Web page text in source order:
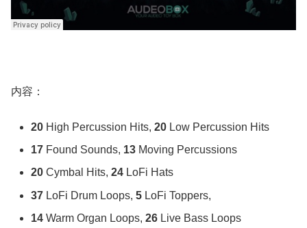
内容：
20 High Percussion Hits,20 Low Percussion Hits
17 Found Sounds, 13 Moving Percussions
20 Cymbal Hits,24 LoFi Hats
37 LoFi Drum Loops,5 LoFi Toppers,
14 Warm Organ Loops,26 Live Bass Loops